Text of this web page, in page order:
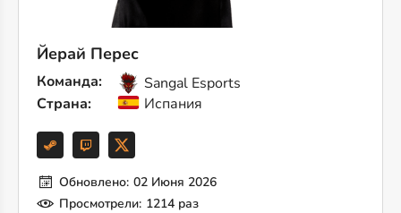
Йерай Перес
Команда:
Sangal Esports
Страна:
Испания
Обновлено: 02 Июня 2026
Просмотрели: 1214 раз